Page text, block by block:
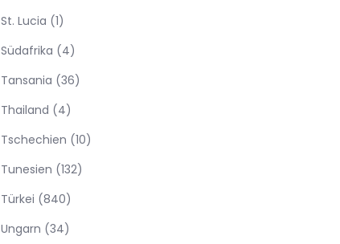
St. Lucia (1)
Südafrika (4)
Tansania (36)
Thailand (4)
Tschechien (10)
Tunesien (132)
Türkei (840)
Ungarn (34)